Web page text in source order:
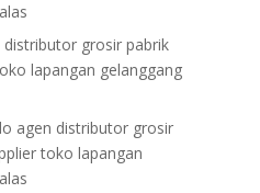
grosir pabrik
lapangan gelanggang
agen distributor grosir
toko lapangan